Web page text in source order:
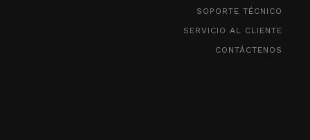
SOPORTE TÉCNICO
SERVICIO AL CLIENTE
CONTÁCTENOS